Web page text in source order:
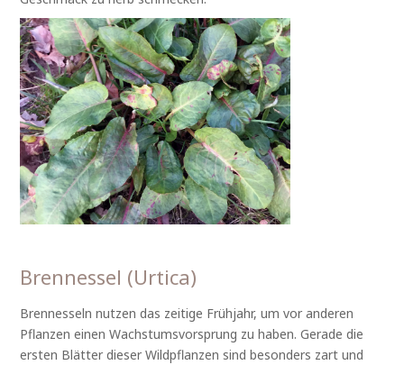
Brennessel (Urtica)
Brennesseln nutzen das zeitige Frühjahr, um vor anderen
Pflanzen einen Wachstumsvorsprung zu haben. Gerade die
ersten Blätter dieser Wildpflanzen sind besonders zart und